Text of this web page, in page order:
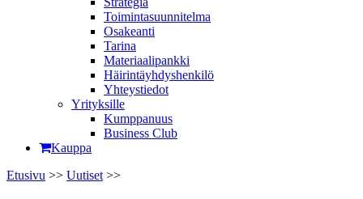
Toimintasuunnitelma
Osakeanti
Tarina
Materiaalipankki
Häirintä­yhdyshenkilö
Yhteystiedot
Yrityksille
Kumppanuus
Business Club
Kauppa
Etusivu >> Uutiset >>